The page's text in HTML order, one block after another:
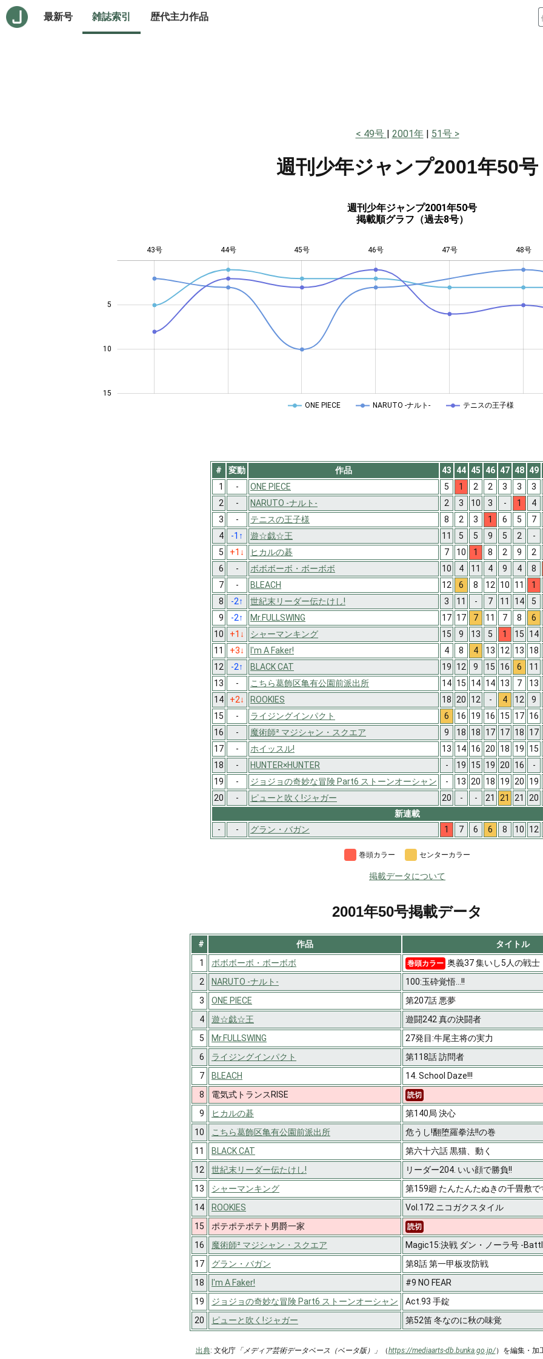
最新号 雑誌索引 歴代主力作品
49号 2001年 51号
週刊少年ジャンプ2001年50号
週刊少年ジャンプ2001年50号
掲載順グラフ（過去8号）
15
10
5
43号 44号 45号 46号 47号 48号
ONE PIECE NARUTO -ナルト- テニスの王子様
# 変動 作品 43 44 45 46 47 48 49
1
- ONE PIECE 5 1 2 2 3 3 3
2
- NARUTO -ナルト- 2 3 10 3 - 1 4
3
- テニスの王子様 8 2 3 1 6 5 7
4
-1 ↑ 遊☆戯☆王 11 5 5 9 5 2 -
5
+1 ↓ ヒカルの碁 7 10 1 8 2 9 2
6
- ボボボーボ・ボーボボ 10 4 11 4 9 4 8
7
- BLEACH 12 6 8 12 10 11 1
8
-2↑ 世紀末リーダー伝たけし! 3 11 - 7 11 14 5
9
-2↑ Mr.FULLSWING 17 17 7 11 7 8 6
10
+1 ↓ シャーマンキング 15 9 13 5 1 15 14
11
+3↓ I'm A Faker! 4 8 4 13 12 13 18
12
-2↑ BLACK CAT 19 12 9 15 16 6 11
13
- こちら葛飾区亀有公園前派出所 14 15 14 14 13 7 13
14
+2↓ ROOKIES 18 20 12 - 4 12 9
15
- ライジングインパクト 6 16 19 16 15 17 16
16
- 魔術師² マジシャン・スクエア 9 18 18 17 17 18 17
17
- ホイッスル! 13 14 16 20 18 19 15
18
- HUNTER×HUNTER - 19 15 19 20 16 -
19
- ジョジョの奇妙な冒険 Part6 ストーンオーシャン - 13 20 18 19 20 19
20
- ピューと吹く!ジャガー 20 - - 21 21 21 20
新連載
-
- グラン・バガン 1 7 6 6 8 10 12
巻頭カラー センターカラー
掲載データについて
2001年50号掲載データ
# 作品
タイトル
1
ボボボーボ・ボーボボ 巻頭カラー 奥義37 集いし5人の戦士
2
NARUTO -ナルト-
100:玉砕覚悟…!!
3
ONE PIECE
第207話 悪夢
4
遊☆戯☆王
遊闘242 真の決闘者
5
Mr.FULLSWING
27発目:牛尾主将の実力
6
ライジングインパクト
第118話 訪問者
7
BLEACH
14. School Daze!!!
8
電気式トランスRISE 読切
9 ヒカルの碁
第140局 決心
10
こちら葛飾区亀有公園前派出所
危うし!翻堕羅拳法!!の巻
11
BLACK CAT
第六十六話 黒猫、動く
12
世紀末リーダー伝たけし!
リーダー204. いい顔で勝負!!
13
シャーマンキング
第159廻 たんたんたぬきの千畳敷で
14
ROOKIES
Vol.172 ニコガクスタイル
15
ポテポテポテト男爵一家 読切
16 魔術師² マジシャン・スクエア
Magic15:決戦 ダン・ノーラ号 -
17
グラン・バガン
第8話 第一甲板攻防戦
18
I'm A Faker!
#9 NO FEAR
19
ジョジョの奇妙な冒険 Part6 ストーンオーシャン
Act.93 手錠
20
ピューと吹く!ジャガー 第52笛 冬なのに秋の味覚
出典: 文化庁「メディア芸術データベース（ベータ版）」 （https://mediaarts-db.bunka.go.jp/）を編集・加